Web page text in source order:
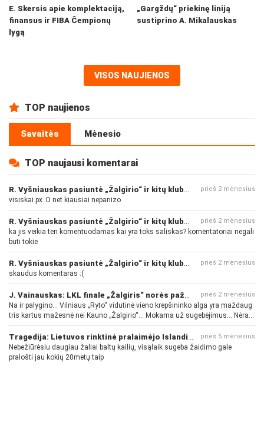
E. Skersis apie komplektaciją,
finansus ir FIBA Čempionų
lygą
„Gargždų“ priekinę liniją
sustiprino A. Mikalauskas
VISOS NAUJIENOS
TOP naujienos
Savaitės Mėnesio
TOP naujausi komentarai
prieš 2 mėnesius
visiskai px :D net kiausiai nepanizo
prieš 2 mėnesius
ka jis veikia ten komentuodamas kai yra toks saliskas? komentatoriai negali
buti tokie
prieš 2 mėnesius
skaudus komentaras :(
prieš 2 mėnesius
Na ir palygino... Vilniaus „Ryto“ vidutinė vieno krepšininko alga yra maždaug
tris kartus mažesnė nei Kauno „Žalgirio“... Mokama už sugebėjimus... Nėra
pinigų - nėra gerų žaidėjų...
prieš 5 mėnesius
Nebežiūrėsiu daugiau žaliai baltų kailių, visąlaik sugeba žaidimo gale
pralošti jau kokių 20metų taip